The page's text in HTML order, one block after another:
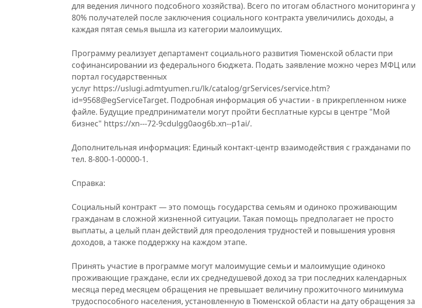
для ведения личного подсобного хозяйства). Всего по итогам областного мониторинга у
80% получателей после заключения социального контракта увеличились доходы, а
каждая пятая семья вышла из категории малоимущих.
Программу реализует департамент социального развития Тюменской области при
софинансировании из федерального бюджета. Подать заявление можно через МФЦ или
портал государственных
услуг https://uslugi.admtyumen.ru/lk/catalog/grServices/service.htm?
id=9568@egServiceTarget. Подробная информация об участии - в прикрепленном ниже
файле. Будущие предприниматели могут пройти бесплатные курсы в центре "Мой
бизнес" https://xn---72-9cdulgg0aog6b.xn--p1ai/.
Дополнительная информация: Единый контакт-центр взаимодействия с гражданами по
тел. 8-800-1-00000-1.
Справка:
Социальный контракт — это помощь государства семьям и одиноко проживающим
гражданам в сложной жизненной ситуации. Такая помощь предполагает не просто
выплаты, а целый план действий для преодоления трудностей и повышения уровня
доходов, а также поддержку на каждом этапе.
Принять участие в программе могут малоимущие семьи и малоимущие одиноко
проживающие граждане, если их среднедушевой доход за три последних календарных
месяца перед месяцем обращения не превышает величину прожиточного минимума
трудоспособного населения, установленную в Тюменской области на дату обращения за